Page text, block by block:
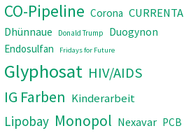
CO-Pipeline Corona CURRENTA
Dhünnaue Donald Trump
Duogynon
Endosulfan
Fridays for Future
Glyphosat HIV/AIDS
IG Farben Kinderarbeit
Lipobay Monopol Nexavar PCB